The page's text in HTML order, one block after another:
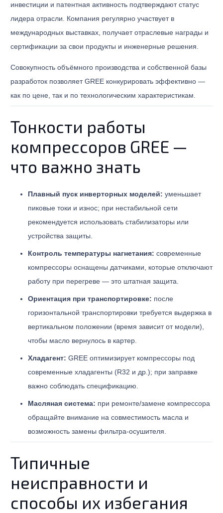
инвестиции и патентная активность подтверждают статус
лидера отрасли. Компания регулярно участвует в
международных выставках, получает отраслевые награды и
сертификации за свои продукты и инженерные решения.
Совокупность объёмного производства и собственной базы
разработок позволяет GREE конкурировать эффективно —
как по цене, так и по технологическим характеристикам.
Тонкости работы
компрессоров GREE —
что важно знать
Плавный пуск инверторных моделей: уменьшает
пиковые токи и износ; при нестабильной сети
рекомендуется использовать стабилизаторы или
устройства защиты.
Контроль температуры нагнетания: современные
компрессоры оснащены датчиками, которые отключают
работу при перегреве — это штатная защита.
Ориентация при транспортировке: после
горизонтальной транспортировки требуется выдержка в
вертикальном положении (время зависит от модели),
чтобы масло вернулось в картер.
Хладагент: GREE оптимизирует компрессоры под
современные хладагенты (R32 и др.); при заправке
важно соблюдать спецификацию.
Масляная система: при ремонте/замене компрессора
обращайте внимание на совместимость масла и
возможность замены фильтра-осушителя.
Типичные
неисправности и
способы их избегания